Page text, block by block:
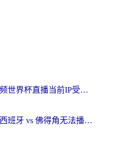
在海外看咪咕视频世界杯直播当前IP受限制？这篇指南帮你搞定所有体育赛事观看难题
在国外看世界杯西班牙 vs 佛得角无法播放？这篇指南帮你解锁所有中文体育直播